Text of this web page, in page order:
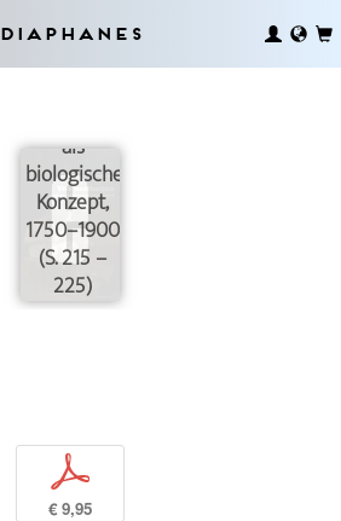
Diaphanes
Zur
Genesis
als
biologisches
Konzept,
1750–1900
(S. 215 –
225)
p
€ 9,95